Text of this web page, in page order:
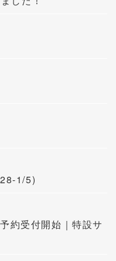
1/5)
約受付開始｜特設サ